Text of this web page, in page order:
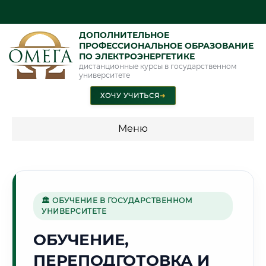
ДОПОЛНИТЕЛЬНОЕ
ПРОФЕССИОНАЛЬНОЕ ОБРАЗОВАНИЕ
ПО ЭЛЕКТРОЭНЕРГЕТИКЕ
дистанционные курсы в государственном
университете
ХОЧУ УЧИТЬСЯ➜
Меню
🌻
Г. КРАСНОДАР
🏛 ОБУЧЕНИЕ В ГОСУДАРСТВЕННОМ
УНИВЕРСИТЕТЕ
ОБУЧЕНИЕ,
ПЕРЕПОДГОТОВКА И